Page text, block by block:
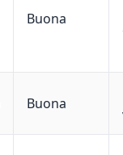
Buona
Buona